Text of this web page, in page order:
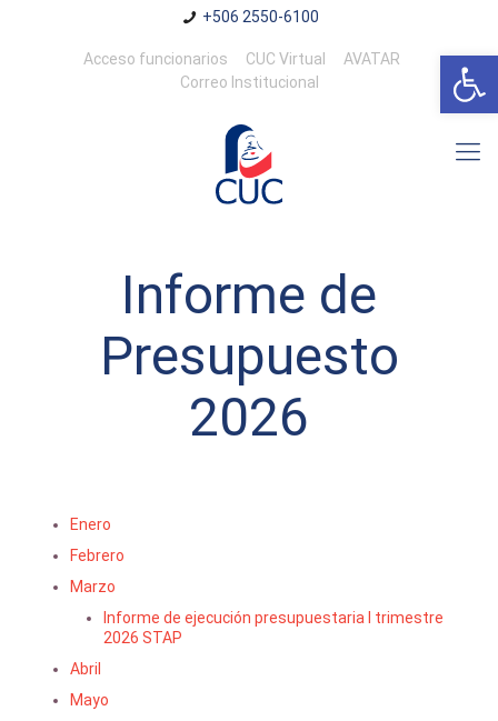
Abrir
+506 2550-6100
Acceso funcionarios CUC Virtual
AVATAR
Correo Institucional
Informe de
Presupuesto
2026
Enero
Febrero
Marzo
Informe de ejecución presupuestaria I trimestre
2026 STAP
Abril
Mayo